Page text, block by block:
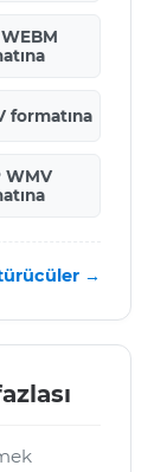
formatına
WMV
→